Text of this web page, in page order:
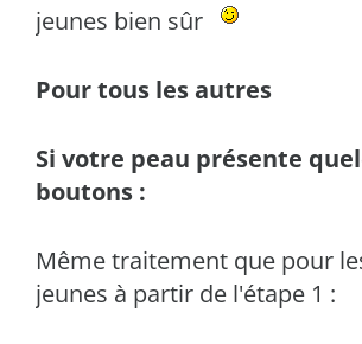
jeunes bien sûr
Pour tous les autres
Si votre peau présente
boutons :
Même traitement que pour
jeunes à partir de l'étape 1 :